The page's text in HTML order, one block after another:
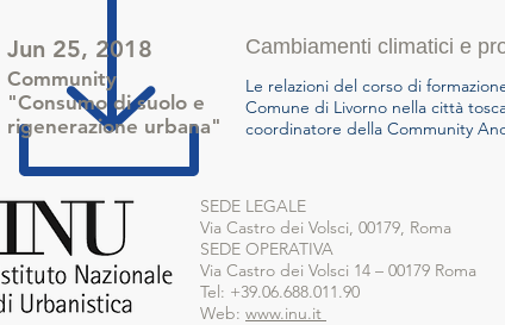
Jun 25, 2018
Community
"Consumo di suolo e
rigenerazione urbana"
Cambiamenti climatici e
Le relazioni del corso di
Comune di Livorno nella città
coordinatore della Community
SEDE LEGALE
Via Castro dei Volsci, 00179, Roma
SEDE OPERATIVA
Via Castro dei Volsci 14 – 00179 Roma
Tel: +39.06.688.011.90
Web: www.inu.it